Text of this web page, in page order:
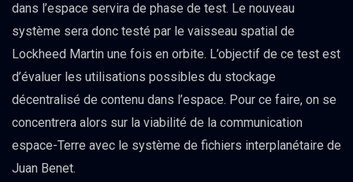
dans l’espace servira de phase de test. Le nouveau
système sera donc testé par le vaisseau spatial de
Lockheed Martin une fois en orbite. L’objectif de ce test est
d’évaluer les utilisations possibles du stockage
décentralisé de contenu dans l’espace. Pour ce faire, on se
concentrera alors sur la viabilité de la communication
espace-Terre avec le système de fichiers interplanétaire de
Juan Benet.